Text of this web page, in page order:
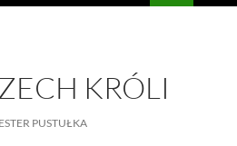
KRÓLI
PUSTUŁKA